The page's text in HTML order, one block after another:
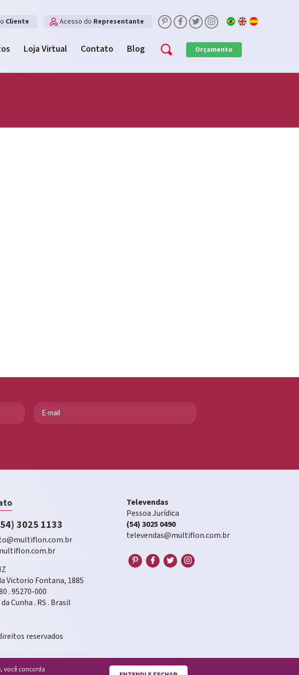
Cliente Acesso do Representante
Loja Virtual Contato Blog Orçamento
3025 1133
Victorio Fontana, 1885
. 95270-000
Cunha . RS . Brasil
Televendas
Pessoa Jurídica
(54) 3025 0490
televendas@multiflon.com.br
reservados
você concorda